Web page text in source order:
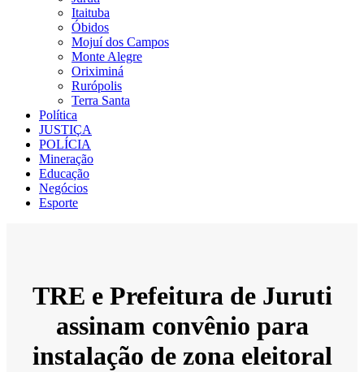
Itaituba
Óbidos
Mojuí dos Campos
Monte Alegre
Oriximiná
Rurópolis
Terra Santa
Política
JUSTIÇA
POLÍCIA
Mineração
Educação
Negócios
Esporte
TRE e Prefeitura de Juruti
assinam convênio para
instalação de zona eleitoral